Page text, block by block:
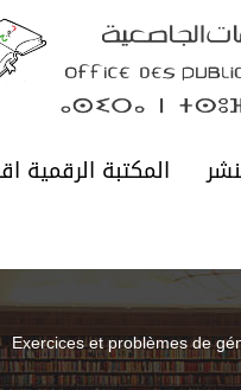
المكتبة الرقمية
Exercices et problèmes de